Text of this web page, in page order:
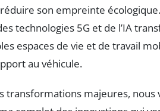
son empreinte
technologies 5G et de l’IA
espaces de vie et de travail
au véhicule.
transformations majeures, nous